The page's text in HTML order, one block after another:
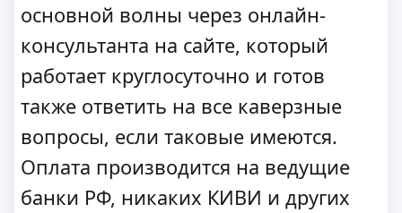
основной волны через онлайн-
консультанта на сайте, который
работает круглосуточно и готов
также ответить на все каверзные
вопросы, если таковые имеются.
Оплата производится на ведущие
банки РФ, никаких КИВИ и других